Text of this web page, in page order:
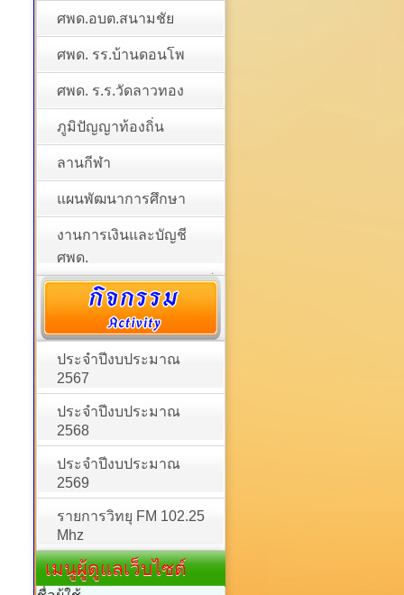
ศพด.อบต.สนามชัย
ศพด. รร.บ้านดอนโพ
ศพด. ร.ร.วัดลาวทอง
ภูมิปัญญาท้องถิ่น
ลานกีฬา
แผนพัฒนาการศึกษา
งานการเงินและบัญชี
ศพด.
ประจำปีงบประมาณ
2567
ประจำปีงบประมาณ
2568
ประจำปีงบประมาณ
2569
รายการวิทยุ FM 102.25
Mhz
เมนูผู้ดูแลเว็บไซต์